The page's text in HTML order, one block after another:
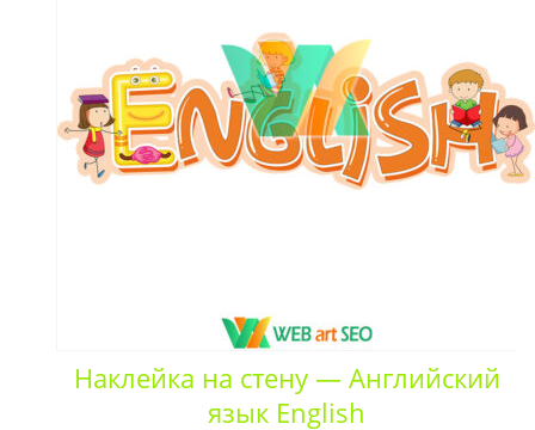
Наклейка на стену — Английский
язык English